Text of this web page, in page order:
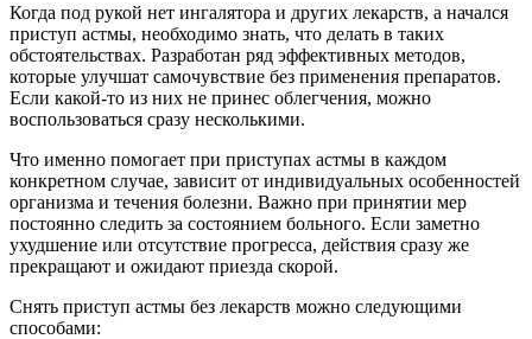
Когда под рукой нет ингалятора и других лекарств, а начался
приступ астмы, необходимо знать, что делать в таких
обстоятельствах. Разработан ряд эффективных методов,
которые улучшат самочувствие без применения препаратов.
Если какой-то из них не принес облегчения, можно
воспользоваться сразу несколькими.
Что именно помогает при приступах астмы в каждом
конкретном случае, зависит от индивидуальных особенностей
организма и течения болезни. Важно при принятии мер
постоянно следить за состоянием больного. Если заметно
ухудшение или отсутствие прогресса, действия сразу же
прекращают и ожидают приезда скорой.
Снять приступ астмы без лекарств можно следующими
способами: